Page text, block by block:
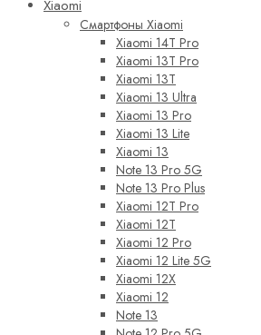
Xiaomi
Смартфоны Xiaomi
Xiaomi 14T Pro
Xiaomi 13T Pro
Xiaomi 13T
Xiaomi 13 Ultra
Xiaomi 13 Pro
Xiaomi 13 Lite
Xiaomi 13
Note 13 Pro 5G
Note 13 Pro Plus
Xiaomi 12T Pro
Xiaomi 12T
Xiaomi 12 Pro
Xiaomi 12 Lite 5G
Xiaomi 12X
Xiaomi 12
Note 13